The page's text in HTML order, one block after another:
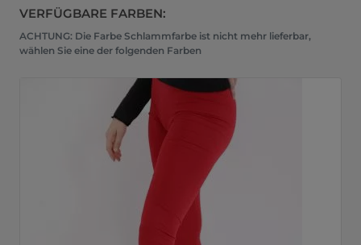
VERFÜGBARE FARBEN:
ACHTUNG: Die Farbe Schlammfarbe ist nicht mehr lieferbar,
wählen Sie eine der folgenden Farben